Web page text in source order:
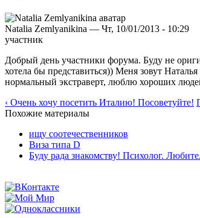
Natalia Zemlyanikina — Чт, 10/01/2013 - 10:29
участник
Добрый день участники форума. Буду не
хотела бы представиться)) Меня зовут
нормальный экстраверт, люблю хороших
‹ Очень хочу посетить Италию! Посоветуйте!
Похожие материалы
ищу соотечественников
Виза типа D
Буду рада знакомству! Психолог.